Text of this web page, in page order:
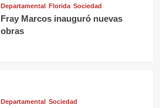
Departamental Florida Sociedad
Fray Marcos inauguró nuevas
obras
Departamental Sociedad